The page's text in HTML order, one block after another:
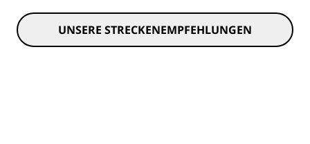
UNSERE STRECKENEMPFEHLUNGEN